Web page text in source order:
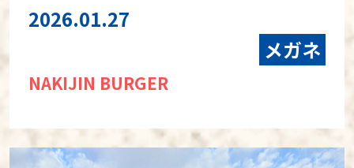
2026.01.27
メガネ
NAKIJIN BURGER